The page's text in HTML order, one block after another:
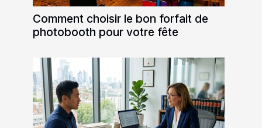
Comment choisir le bon forfait de
photobooth pour votre fête